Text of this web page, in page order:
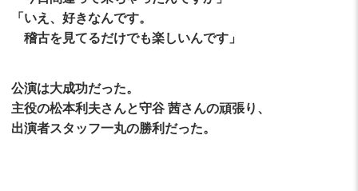
「いえ、好きなんです。
稽古を見てるだけでも楽しいんです」
公演は大成功だった。
主役の松本利夫さんと守谷 茜さんの頑張り、
出演者スタッフ一丸の勝利だった。